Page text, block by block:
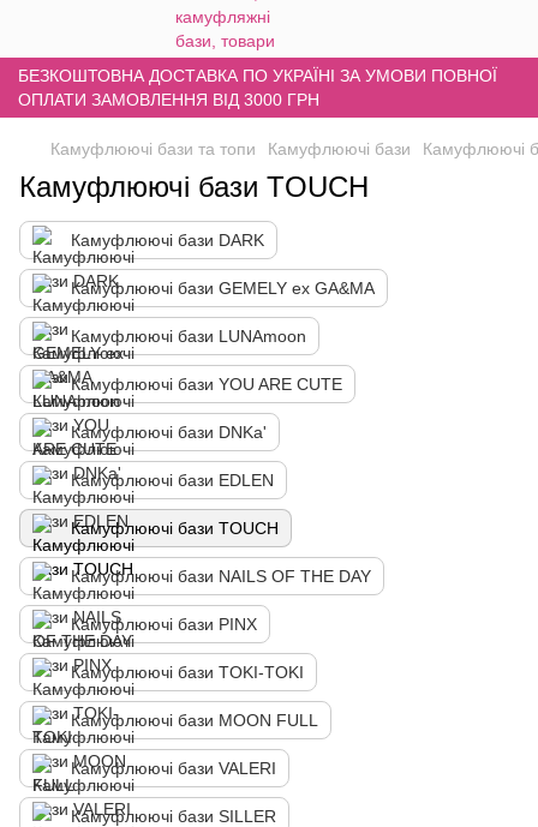
БЕЗКОШТОВНА ДОСТАВКА ПО УКРАЇНІ ЗА УМОВИ ПОВНОЇ
ОПЛАТИ ЗАМОВЛЕННЯ ВІД 3000 ГРН
Камуфлюючі бази та топи Камуфлюючі бази Камуфлюючі
Камуфлюючі бази TOUCH
Камуфлюючі бази DARK
Камуфлюючі бази GEMELY ex GA&MA
Камуфлюючі бази LUNAmoon
Камуфлюючі бази YOU ARE CUTE
Камуфлюючі бази DNKa'
Камуфлюючі бази EDLEN
Камуфлюючі бази TOUCH
Камуфлюючі бази NAILS OF THE DAY
Камуфлюючі бази PINX
Камуфлюючі бази TOKI-TOKI
Камуфлюючі бази MOON FULL
Камуфлюючі бази VALERI
Камуфлюючі бази SILLER